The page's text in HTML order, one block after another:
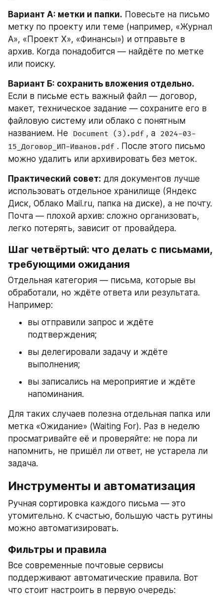
Вариант А: метки и папки. Повесьте на письмо
метку по проекту или теме (например, «Журнал
А», «Проект Х», «Финансы») и отправьте в
архив. Когда понадобится — найдёте по метке
или поиску.
Вариант Б: сохранить вложения отдельно.
Если в письме есть важный файл — договор,
макет, техническое задание — сохраните его в
файловую систему или облако с понятным
названием. Не
Document (3).pdf , а 2024-03-
15_Договор_ИП-Иванов.pdf . После этого письмо
можно удалить или архивировать без меток.
Практический совет: для документов лучше
использовать отдельное хранилище (Яндекс
Диск, Облако Mail.ru, папка на диске), а не почту.
Почта — плохой архив: сложно организовать,
легко потерять, зависит от провайдера.
Шаг четвёртый: что делать с письмами,
требующими ожидания
Отдельная категория — письма, которые вы
обработали, но ждёте ответа или результата.
Например:
вы отправили запрос и ждёте
подтверждения;
вы делегировали задачу и ждёте
выполнения;
вы записались на мероприятие и ждёте
напоминания.
Для таких случаев полезна отдельная папка или
метка «Ожидание» (Waiting For). Раз в неделю
просматривайте её и проверяйте: не пора ли
напомнить, не пришёл ли ответ, не устарела ли
задача.
Инструменты и автоматизация
Ручная сортировка каждого письма — это
утомительно. К счастью, большую часть рутины
можно автоматизировать.
Фильтры и правила
Все современные почтовые сервисы
поддерживают автоматические правила. Вот
что стоит настроить в первую очередь: